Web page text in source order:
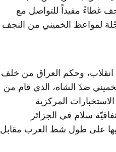
غطاءً مفيداً للتواصل مع
لمواعظ الخميني من النجف
عَقِبَ انقلاب، وحكم العراق من خلف
ضدّ الشاه، الذي قام من
المركزية
والشاه اتفاقيّة سلام في الجزائر
على طول شط العرب مقابل